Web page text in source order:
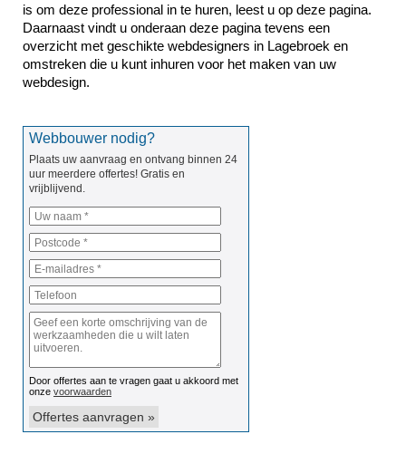
is om deze professional in te huren, leest u op deze pagina.
Daarnaast vindt u onderaan deze pagina tevens een
overzicht met geschikte webdesigners in Lagebroek en
omstreken die u kunt inhuren voor het maken van uw
webdesign.